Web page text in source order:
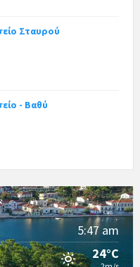
Σταυρού
- Βαθύ
5:47 am
24°C